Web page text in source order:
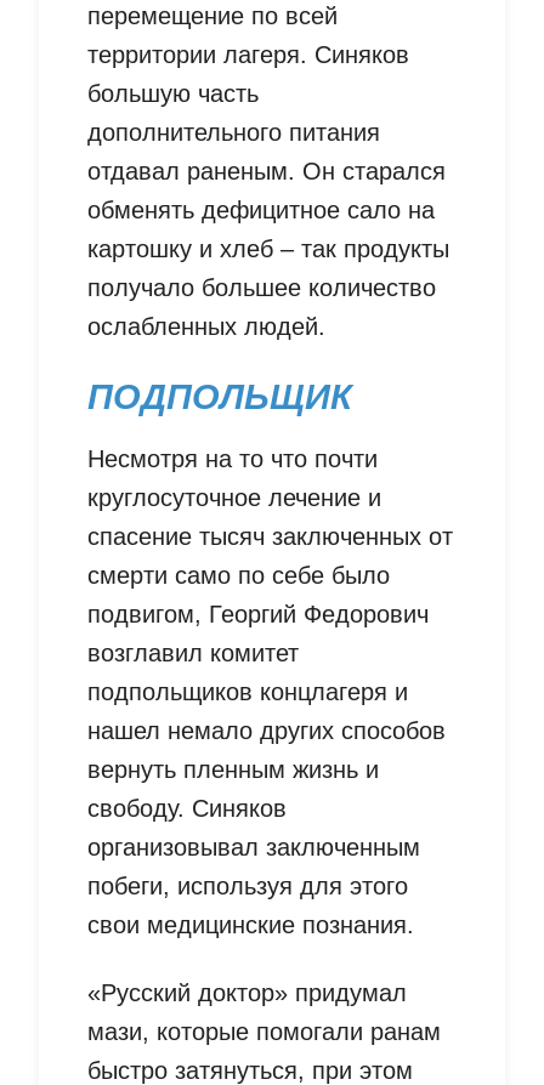
перемещение по всей
территории лагеря. Синяков
большую часть
дополнительного питания
отдавал раненым. Он старался
обменять дефицитное сало на
картошку и хлеб – так продукты
получало большее количество
ослабленных людей.
ПОДПОЛЬЩИК
Несмотря на то что почти
круглосуточное лечение и
спасение тысяч заключенных от
смерти само по себе было
подвигом, Георгий Федорович
возглавил комитет
подпольщиков концлагеря и
нашел немало других способов
вернуть пленным жизнь и
свободу. Синяков
организовывал заключенным
побеги, используя для этого
свои медицинские познания.
«Русский доктор» придумал
мази, которые помогали ранам
быстро затянуться, при этом